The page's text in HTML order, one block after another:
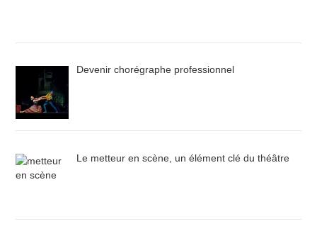
Devenir chorégraphe professionnel
Le metteur en scène, un élément clé du théâtre